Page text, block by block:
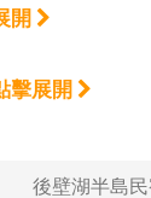
開
擊展開
後壁湖半島民